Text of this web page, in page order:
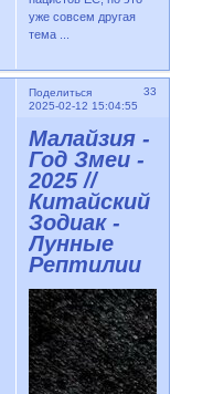
уже совсем другая
тема ...
Поделиться
33
2025-02-12 15:04:55
Малайзия -
Год Змеи -
2025 //
Китайский
Зодиак -
Лунные
Рептилии